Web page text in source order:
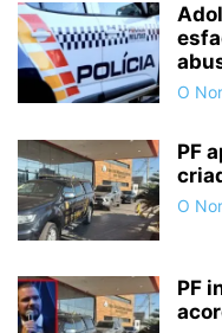
O
PF
O
PF